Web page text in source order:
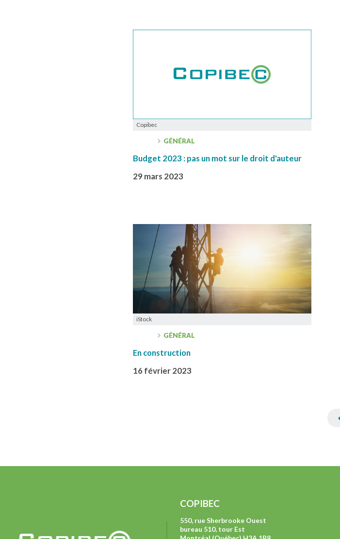
Copibec
GÉNÉRAL
Budget 2023 : pas un mot sur le droit d'auteur
29 mars 2023
iStock
GÉNÉRAL
En construction
16 février 2023
COPIBEC
550, rue Sherbrooke Ouest
bureau 510, tour Est